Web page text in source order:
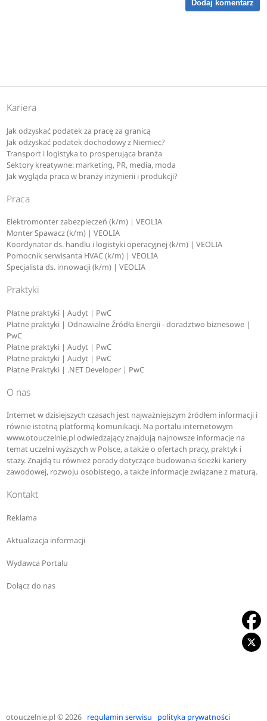
Dodaj komentarz
Kariera
Jak odzyskać podatek za pracę za granicą
Jak odzyskać podatek dochodowy z Niemiec?
Transport i logistyka to prosperująca branża
Sektory kreatywne: marketing, PR, media, moda
Jak wygląda praca w branży inżynierii i produkcji?
Praca
Elektromonter zabezpieczeń (k/m) | VEOLIA
Monter Spawacz (k/m) | VEOLIA
Koordynator ds. handlu i logistyki operacyjnej (k/m) | VEOLIA
Pomocnik serwisanta HVAC (k/m) | VEOLIA
Specjalista ds. innowacji (k/m) | VEOLIA
Praktyki
Płatne praktyki | Audyt | PwC
Płatne praktyki | Odnawialne Źródła Energii - doradztwo biznesowe |
PwC
Płatne praktyki | Audyt | PwC
Płatne praktyki | Audyt | PwC
Płatne Praktyki | .NET Developer | PwC
O nas
Internet w dzisiejszych czasach jest najważniejszym źródłem informacji i
równie istotną platformą komunikacji. Na portalu internetowym
www.otouczelnie.pl odwiedzający znajdują najnowsze informacje na
temat uczelni wyższych w Polsce, a także o ofertach pracy, praktyk i
staży. Znajdą tu również porady dotyczące budowania ścieżki kariery
zawodowej, rozwoju osobistego, a także informacje związane z maturą.
Kontakt
Reklama
Aktualizacja informacji
Wydawca Portalu
Dołącz do nas
otouczelnie.pl© 2026 regulamin serwisu polityka prywatności